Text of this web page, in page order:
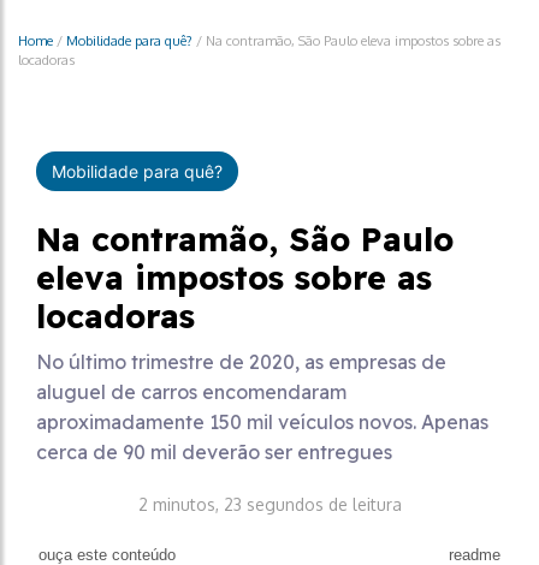
Home / Mobilidade para quê? / Na contramão, São Paulo eleva impostos sobre as
locadoras
Mobilidade para quê?
Na contramão, São Paulo
eleva impostos sobre as
locadoras
No último trimestre de 2020, as empresas de
aluguel de carros encomendaram
aproximadamente 150 mil veículos novos. Apenas
cerca de 90 mil deverão ser entregues
2 minutos, 23 segundos de leitura
ouça este conteúdo readme